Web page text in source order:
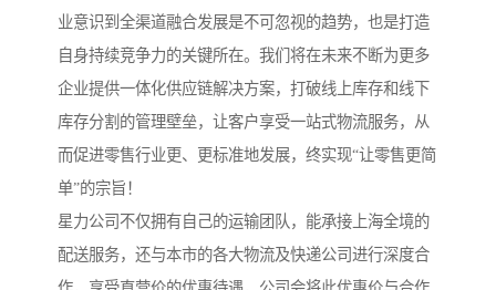
业意识到全渠道融合发展是不可忽视的趋势，也是打造
自身持续竞争力的关键所在。我们将在未来不断为更多
企业提供一体化供应链解决方案，打破线上库存和线下
库存分割的管理壁垒，让客户享受一站式物流服务，从
而促进零售行业更、更标准地发展，终实现“让零售更简
单”的宗旨！
星力公司不仅拥有自己的运输团队，能承接上海全境的
配送服务，还与本市的各大物流及快递公司进行深度合